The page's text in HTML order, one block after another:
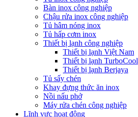
Bàn inox công nghiệp
Chậu rửa inox công nghiệp
Tủ hâm nóng inox
Tủ hấp cơm inox
Thiết bị lạnh công nghiệp
Thiết bị lạnh Việt Nam
Thiết bị lạnh TurboCool
Thiết bị lạnh Berjaya
Tủ sấy chén
Khay đựng thức ăn inox
Nồi nấu phở
Máy rửa chén công nghiệp
Lĩnh vực hoạt động